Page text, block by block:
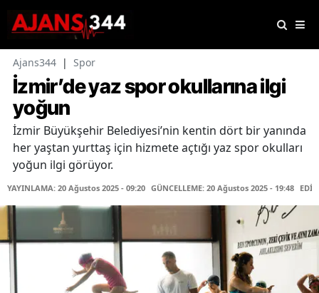
Ajans344 | Spor
İzmir’de yaz spor okullarına ilgi
yoğun
İzmir Büyükşehir Belediyesi’nin kentin dört bir yanında
her yaştan yurttaş için hizmete açtığı yaz spor okulları
yoğun ilgi görüyor.
YAYINLAMA: 20 Ağustos 2025 - 09:20 GÜNCELLEME: 20 Ağustos 2025 - 19:48